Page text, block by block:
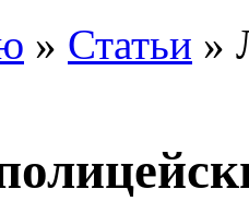
» Статьи »